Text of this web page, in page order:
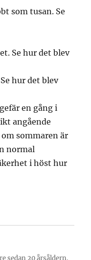
som tusan. Se
Se hur det blev
hur det blev
en gång i
angående
sommaren är
normal
i höst hur